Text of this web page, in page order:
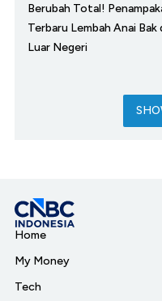
Berubah Total!
Terbaru Lembah Anai Bak
Luar Negeri
Home
My Money
Tech